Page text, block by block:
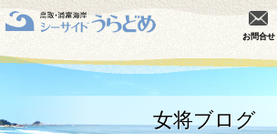
お問合せ
女将ブログ